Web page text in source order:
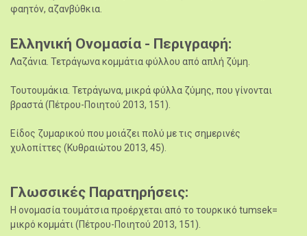
φαητόν, αζανβύθκια.
Ελληνική Ονομασία - Περιγραφή
Λαζάνια. Τετράγωνα κομμάτια φύλλου από απλή ζύμη.
Τουτουμάκια. Τετράγωνα, μικρά φύλλα ζύμης, που γίνονται
βραστά (Πέτρου-Ποιητού 2013, 151).
Είδος ζυμαρικού που μοιάζει πολύ με τις σημερινές
χυλοπίττες (Κυθραιώτου 2013, 45).
Γλωσσικές Παρατηρήσεις
Η ονομασία τουμάτσια προέρχεται από το τουρκικό tumsek=
μικρό κομμάτι (Πέτρου-Ποιητού 2013, 151).